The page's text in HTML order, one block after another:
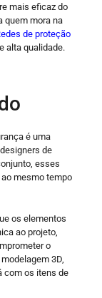
mais eficaz do
quem mora na
de proteção
alta qualidade.
é uma
de
esses
mesmo tempo
os elementos
ao projeto,
o
3D,
com os itens de